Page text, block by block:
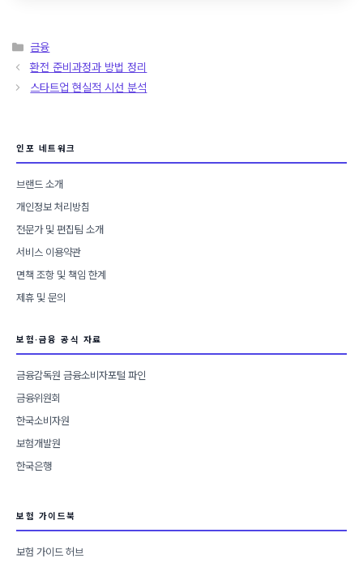
카
테
리
금융
환전 준비과정과 방법 정리
스타트업 현실적 시선 분석
인포 네트워크
브랜드 소개
개인정보 처리방침
전문가 및 편집팀 소개
서비스 이용약관
면책 조항 및 책임 한계
제휴 및 문의
보험·금융 공식 자료
금융감독원 금융소비자포털 파인
금융위원회
한국소비자원
보험개발원
한국은행
보험 가이드북
보험 가이드 허브